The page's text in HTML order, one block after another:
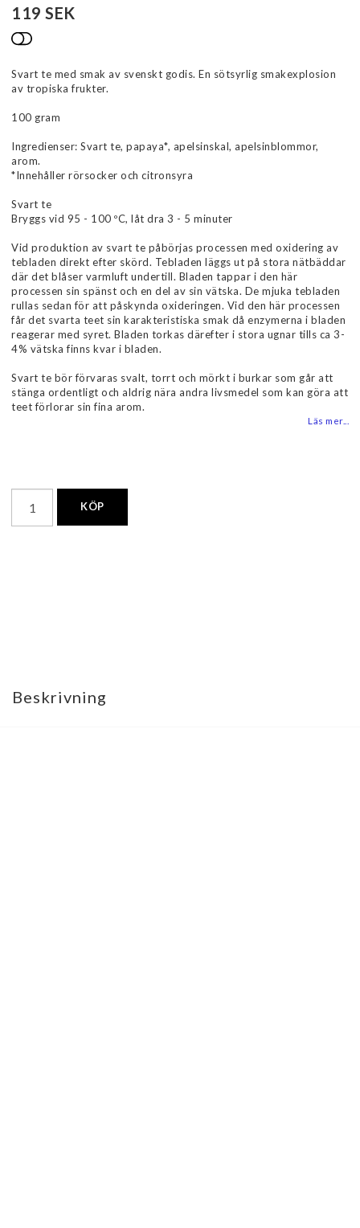
119 SEK
Lägg till i favoritlistan
Svart te med smak av svenskt godis. En sötsyrlig smakexplosion
av tropiska frukter.
100 gram
Ingredienser: Svart te, papaya*, apelsinskal, apelsinblommor,
arom.
*Innehåller rörsocker och citronsyra
Svart te
Bryggs vid 95 - 100 ºC, låt dra 3 - 5 minuter
Vid produktion av svart te påbörjas processen med oxidering av
tebladen direkt efter skörd. Tebladen läggs ut på stora nätbäddar
där det blåser varmluft undertill. Bladen tappar i den här
processen sin spänst och en del av sin vätska. De mjuka tebladen
rullas sedan för att påskynda oxideringen. Vid den här processen
får det svarta teet sin karakteristiska smak då enzymerna i bladen
reagerar med syret. Bladen torkas därefter i stora ugnar tills ca 3-
4% vätska finns kvar i bladen.
Svart te bör förvaras svalt, torrt och mörkt i burkar som går att
stänga ordentligt och aldrig nära andra livsmedel som kan göra att
teet förlorar sin fina arom.
Läs mer...
KÖP
Beskrivning